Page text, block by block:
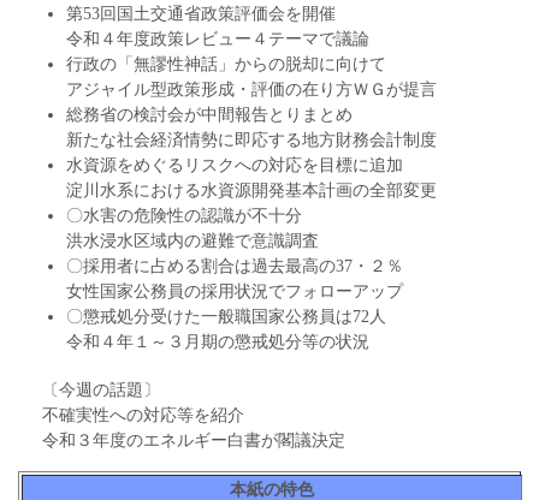
第53回国土交通省政策評価会を開催
令和４年度政策レビュー４テーマで議論
行政の「無謬性神話」からの脱却に向けて
アジャイル型政策形成・評価の在り方ＷＧが提言
総務省の検討会が中間報告とりまとめ
新たな社会経済情勢に即応する地方財務会計制度
水資源をめぐるリスクへの対応を目標に追加
淀川水系における水資源開発基本計画の全部変更
〇水害の危険性の認識が不十分
洪水浸水区域内の避難で意識調査
〇採用者に占める割合は過去最高の37・２％
女性国家公務員の採用状況でフォローアップ
〇懲戒処分受けた一般職国家公務員は72人
令和４年１～３月期の懲戒処分等の状況
〔今週の話題〕
不確実性への対応等を紹介
令和３年度のエネルギー白書が閣議決定
本紙の特色